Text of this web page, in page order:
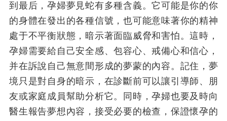
到最后，孕婦夢見蛇有多種含義。它可能是你的你
的身體在發出的各種信號，也可能意味著你的精神
處于不平衡狀態，暗示著面臨威脅和害怕。這時，
孕婦需要給自己安全感、包容心、戒備心和信心，
并在訴說自己無意間形成的夢蒙的內容。記住，夢
境只是對自身的暗示，在診斷前可以讓引導師、朋
友或家庭成員幫助分析它。同時，孕婦也要及時向
醫生報告夢想內容，接受必要的檢查，保證懷孕的